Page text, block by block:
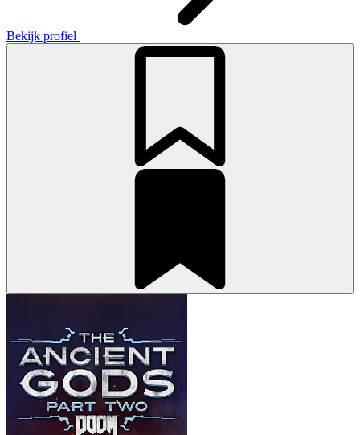
Bekijk profiel